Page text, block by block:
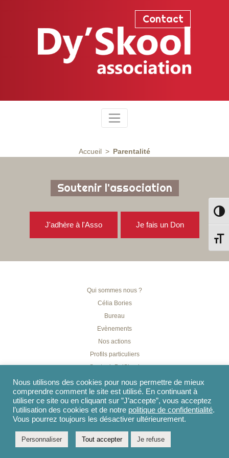
Contact
Accueil Parentalité
Soutenir l'association
J'adhère à l'Asso Je fais un Don
Qui sommes nous ?
Célia Bories
Bureau
Evènements
Nos actions
Profils particuliers
Soutenir Dy’Skool
Contactez-nous
Politique de Confidentialité
2026 Copyright ©, tous droits réservés.
Nous utilisons des cookies pour nous permettre de mieux
comprendre comment le site est utilisé. En continuant à
utiliser ce site ou en cliquant sur ”J’accepte”, vous acceptez
l’utilisation des cookies et de notre politique de confidentialité.
Vous pourrez toujours les désactiver ultérieurement.
Personnaliser Tout accepter Je refuse